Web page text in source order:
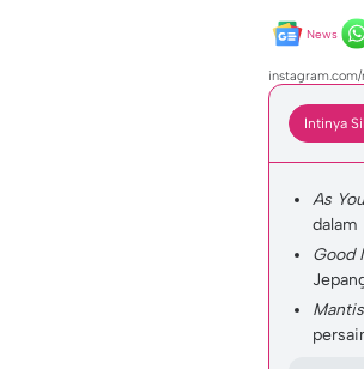
News
Intinya
As
dalam
Good
Mantis